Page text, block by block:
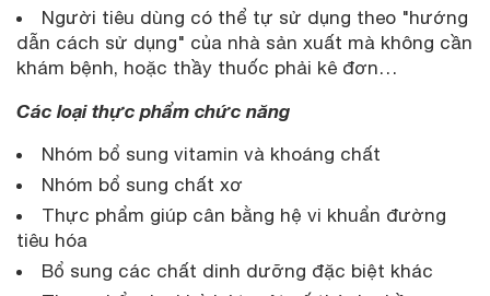
Người tiêu dùng có thể tự sử dụng theo "hướng
dẫn cách sử dụng" của nhà sản xuất mà không cần
khám bệnh, hoặc thầy thuốc phải kê đơn…
Các loại thực phẩm chức năng
Nhóm bổ sung vitamin và khoáng chất
Nhóm bổ sung chất xơ
Thực phẩm giúp cân bằng hệ vi khuẩn đường
tiêu hóa
Bổ sung các chất dinh dưỡng đặc biệt khác